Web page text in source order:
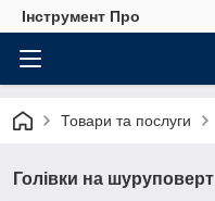
Інструмент Про
Товари та послуги
Голівки на шуруповерт